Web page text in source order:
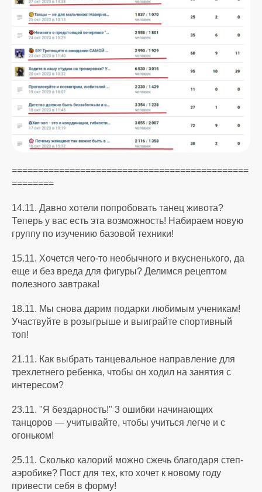
=============================================
========
14.11. Давно хотели попробовать танец живота?
Теперь у вас есть эта возможность! Набираем новую
группу по изучению базовой техники!
15.11. Хочется чего-то необычного и вкусненького, да
еще и без вреда для фигуры? Делимся рецептом
полезного завтрака!
18.11. Мы снова дарим подарки любимым ученикам!
Участвуйте в розыгрыше и выиграйте спортивный
топ!
21.11. Как выбрать танцевальное направление для
трехлетнего ребенка, чтобы он ходил на занятия с
интересом?
23.11. "Я бездарность!" 3 ошибки начинающих
танцоров — учитывайте, чтобы учиться легче и с
огоньком!
25.11. Сколько калорий можно сжечь благодаря степ-
аэробике? Пост для тех, кто хочет к новому году
привести себя в форму!